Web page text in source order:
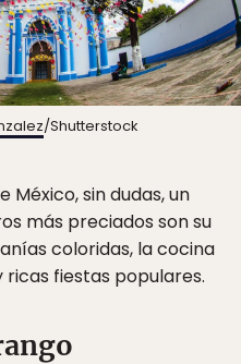
/Shutterstock
México, sin dudas, un
más preciados son su
coloridas, la cocina
ricas fiestas populares.